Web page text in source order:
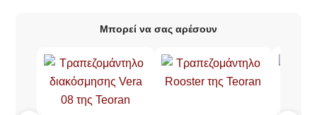
Μπορεί να σας αρέσουν